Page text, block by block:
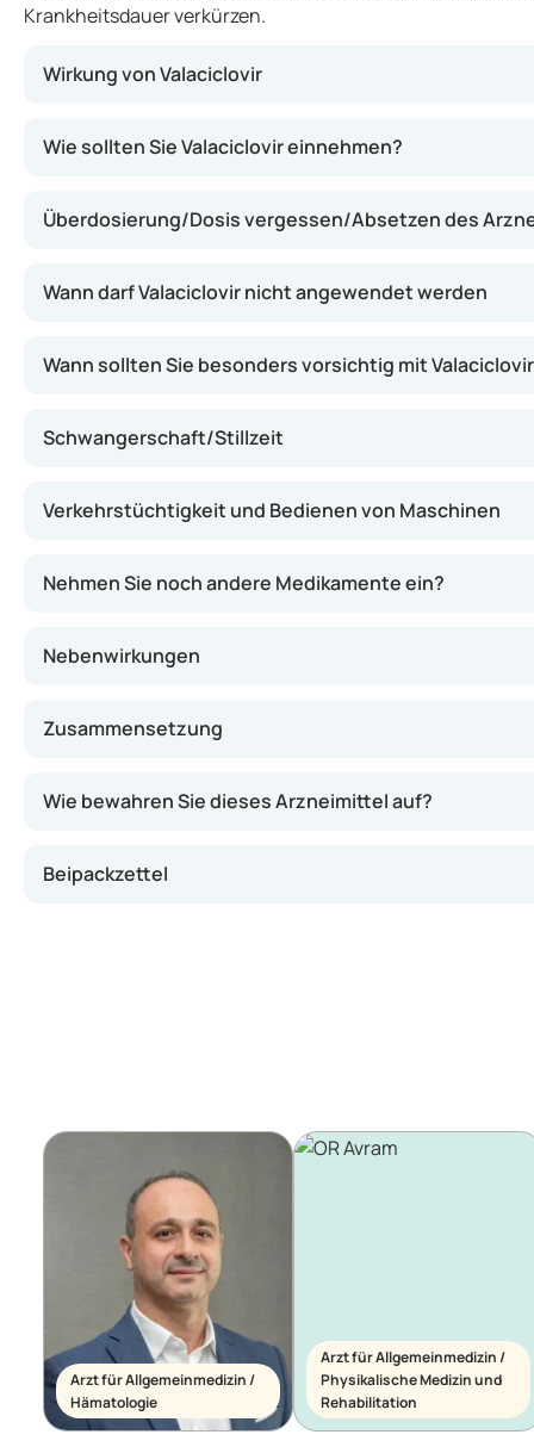
Krankheitsdauer verkürzen.
Wirkung von Valaciclovir
Wie sollten Sie Valaciclovir einnehmen?
Überdosierung/Dosis vergessen/Absetzen des
Wann darf Valaciclovir nicht angewendet werden
Wann sollten Sie besonders vorsichtig mit
Schwangerschaft/Stillzeit
Verkehrstüchtigkeit und Bedienen von Maschinen
Nehmen Sie noch andere Medikamente ein?
Nebenwirkungen
Zusammensetzung
Wie bewahren Sie dieses Arzneimittel auf?
Beipackzettel
Arzt für Allgemeinmedizin /
Hämatologie
Arzt für Allgemeinmedizin /
Physikalische Medizin und
Rehabilitation